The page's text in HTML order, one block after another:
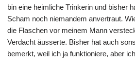
bin eine heimliche Trinkerin und bisher
Scham noch niemandem anvertraut.
die Flaschen vor meinem Mann
Verdacht äusserte. Bisher hat auch
bemerkt, weil ich ja funktioniere, aber